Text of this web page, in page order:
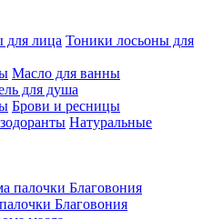
Тоники лосьоны для
Масло для ванны
для душа
Брови и ресницы
Натуральные
Благовония